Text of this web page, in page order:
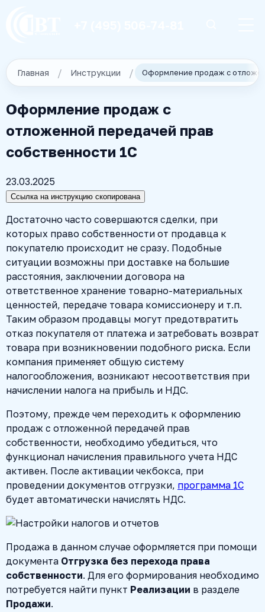
Главная Инструкции
Оформление продаж с
отложенной передачей прав
собственности 1С
23.03.2025
Ссылка на инструкцию скопирована
Достаточно часто совершаются сделки, при
которых право собственности от продавца к
покупателю происходит не сразу. Подобные
ситуации возможны при доставке на большие
расстояния, заключении договора на
ответственное хранение товарно-материальных
ценностей, передаче товара комиссионеру и т.п.
Таким образом продавцы могут предотвратить
отказ покупателя от платежа и затребовать возврат
товара при возникновении подобного риска. Если
компания применяет общую систему
налогообложения, возникают несоответствия при
начислении налога на прибыль и НДС.
Поэтому, прежде чем переходить к оформлению
продаж с отложенной передачей прав
собственности, необходимо убедиться, что
функционал начисления правильного учета НДС
активен. После активации чекбокса, при
проведении документов отгрузки, программа 1С
будет автоматически начислять НДС.
Продажа в данном случае оформляется при помощи
документа Отгрузка без перехода права
собственности. Для его формирования необходимо
потребуется найти пункт Реализации в разделе
Продажи.